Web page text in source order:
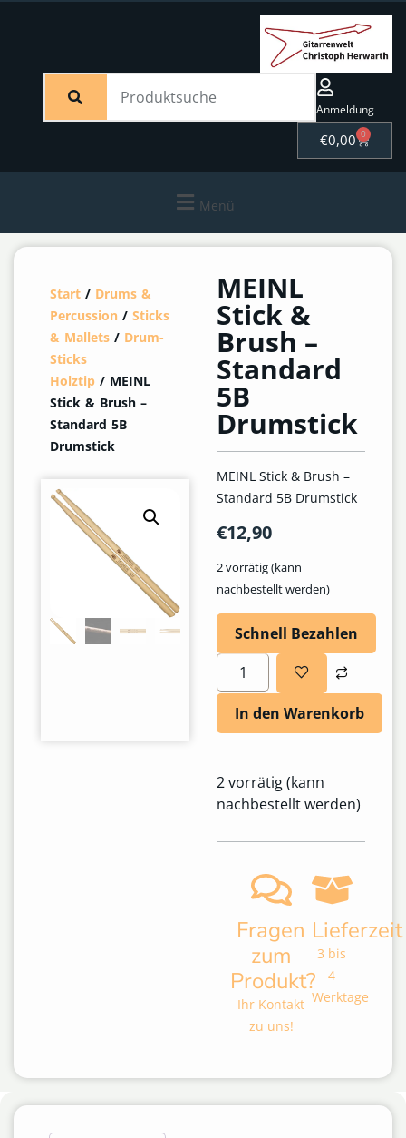
Anmeldung
€0,00 0
Menü
Start / Drums &
Percussion / Sticks
& Mallets / Drum-
Sticks
Holztip / MEINL
Stick & Brush –
Standard 5B
Drumstick
MEINL
Stick &
Brush –
Standard
5B
Drumstick
MEINL Stick & Brush –
Standard 5B Drumstick
€12,90
2 vorrätig (kann
nachbestellt werden)
Schnell Bezahlen
In den Warenkorb
2 vorrätig (kann
nachbestellt werden)
Fragen
zum
Produkt?
Ihr Kontakt
zu uns!
Lieferzeit
3 bis
4
Werktage